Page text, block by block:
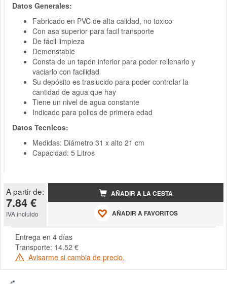
Datos Generales:
Fabricado en PVC de alta calidad, no toxico
Con asa superior para facil transporte
De fácil limpieza
Demonstable
Consta de un tapón inferior para poder rellenarlo y
vaciarlo con facilidad
Su depósito es traslucido para poder controlar la
cantidad de agua que hay
Tiene un nivel de agua constante
Indicado para pollos de primera edad
Datos Tecnicos:
Medidas: Diámetro 31 x alto 21 cm
Capacidad: 5 Litros
A partir de:
7.84 €
IVA incluido
AÑADIR A LA CESTA
AÑADIR A FAVORITOS
Entrega en 4 días
Transporte: 14.52 €
Avisarme si cambia de precio.